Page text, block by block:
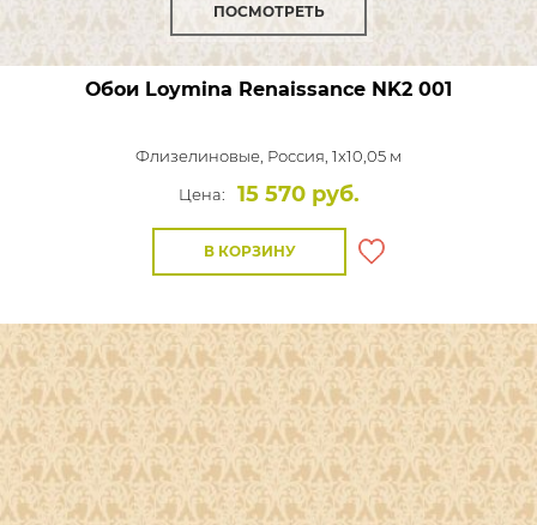
ПОСМОТРЕТЬ
Обои Loymina Renaissance NK2 001
Флизелиновые, Россия, 1x10,05 м
Цена:
15 570 руб.
В КОРЗИНУ